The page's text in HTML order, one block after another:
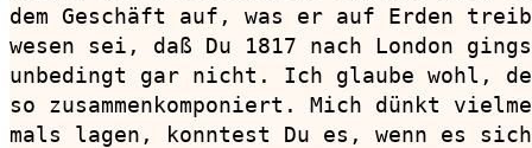
dem Geschäft auf, was er auf Erden
wesen sei, daß Du 1817 nach London
unbedingt gar nicht. Ich glaube wohl,
so zusammenkomponiert. Mich dünkt
mals lagen, konntest Du es, wenn es